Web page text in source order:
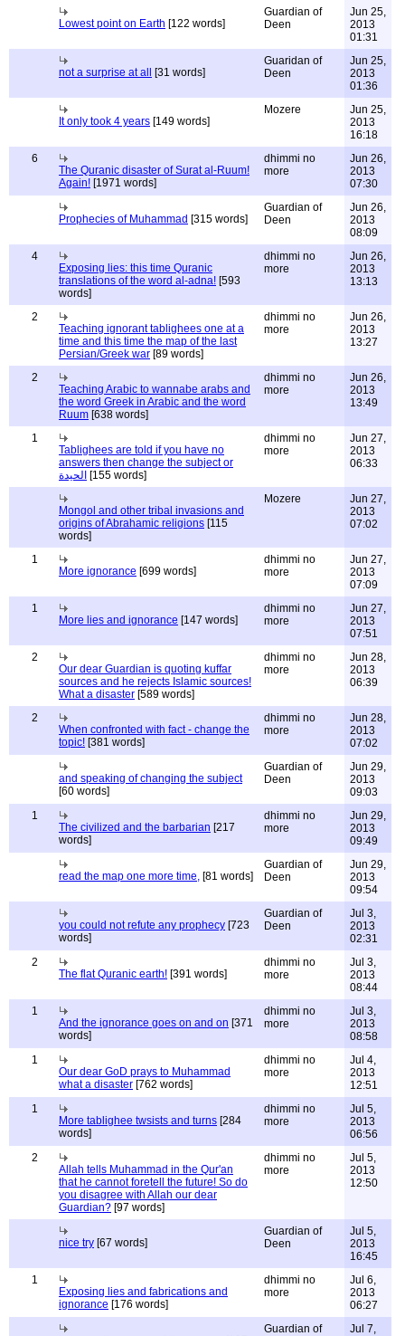
Lowest point on Earth [122 words]
Guardian of
Deen
Jun 25,
2013
01:31
not a surprise at all [31 words]
Guaridan of
Deen
Jun 25,
2013
01:36
It only took 4 years [149 words]
Mozere
Jun 25,
2013
16:18
6
The Quranic disaster of Surat al-Ruum!
Again! [1971 words]
dhimmi no
more
Jun 26,
2013
07:30
Prophecies of Muhammad [315 words]
Guardian of
Deen
Jun 26,
2013
08:09
4
Exposing lies: this time Quranic
translations of the word al-adna! [593
words]
dhimmi no
more
Jun 26,
2013
13:13
2
Teaching ignorant tablighees one at a
time and this time the map of the last
Persian/Greek war [89 words]
dhimmi no
more
Jun 26,
2013
13:27
2
Teaching Arabic to wannabe arabs and
the word Greek in Arabic and the word
Ruum [638 words]
dhimmi no
more
Jun 26,
2013
13:49
1
Tablighees are told if you have no
answers then change the subject or
الحيدة
[155 words]
dhimmi no
more
Jun 27,
2013
06:33
Mongol and other tribal invasions and
origins of Abrahamic religions [115
words]
Mozere
Jun 27,
2013
07:02
1
More ignorance [699 words]
dhimmi no
more
Jun 27,
2013
07:09
1
More lies and ignorance [147 words]
dhimmi no
more
Jun 27,
2013
07:51
2
Our dear Guardian is quoting kuffar
sources and he rejects Islamic sources!
What a disaster [589 words]
dhimmi no
more
Jun 28,
2013
06:39
2
When confronted with fact - change the
topic! [381 words]
dhimmi no
more
Jun 28,
2013
07:02
and speaking of changing the subject
[60 words]
Guardian of
Deen
Jun 29,
2013
09:03
1
The civilized and the barbarian [217
words]
dhimmi no
more
Jun 29,
2013
09:49
read the map one more time, [81 words]
Guardian of
Deen
Jun 29,
2013
09:54
you could not refute any prophecy [723
words]
Guardian of
Deen
Jul 3,
2013
02:31
2
The flat Quranic earth! [391 words]
dhimmi no
more
Jul 3,
2013
08:44
1
And the ignorance goes on and on [371
words]
dhimmi no
more
Jul 3,
2013
08:58
1
Our dear GoD prays to Muhammad
what a disaster [762 words]
dhimmi no
more
Jul 4,
2013
12:51
1
More tablighee twsists and turns [284
words]
dhimmi no
more
Jul 5,
2013
06:56
2
Allah tells Muhammad in the Qur'an
that he cannot foretell the future! So do
you disagree with Allah our dear
Guardian? [97 words]
dhimmi no
more
Jul 5,
2013
12:50
nice try [67 words]
Guardian of
Deen
Jul 5,
2013
16:45
1
Exposing lies and fabrications and
ignorance [176 words]
dhimmi no
more
Jul 6,
2013
06:27
Guardian of
Jul 7,